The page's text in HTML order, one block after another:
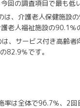
回の調査項目で最も低
は、介護老人保健施設
老人福祉施設の90.1％
、サービス付き高齢
82.9％です。
率は全体で96.7％、2回